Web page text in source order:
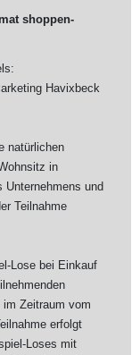
shoppen-
Havixbeck
natürlichen
in
Unternehmens und
Teilnahme
Lose bei Einkauf
Zeitraum vom
erfolgt
Loses mit